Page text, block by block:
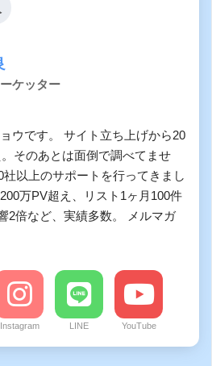
ケッター
ウです。 サイト立ち上げから20
そのあとは面倒で調べてませ
以上のサポートを行ってきまし
万PV超え、リスト1ヶ月100件
2倍など、実績多数。 メルマガ
Instagram LINE YouTube